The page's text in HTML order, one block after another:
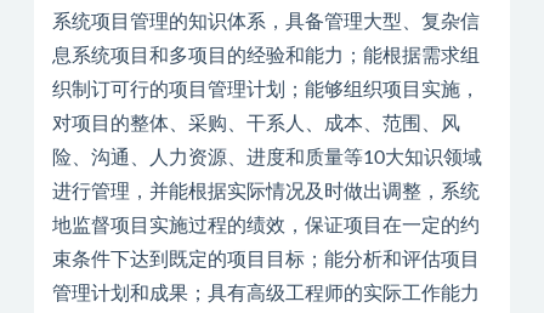
系统项目管理的知识体系，具备管理大型、复杂信
息系统项目和多项目的经验和能力；能根据需求组
织制订可行的项目管理计划；能够组织项目实施，
对项目的整体、采购、干系人、成本、范围、风
险、沟通、人力资源、进度和质量等10大知识领域
进行管理，并能根据实际情况及时做出调整，系统
地监督项目实施过程的绩效，保证项目在一定的约
束条件下达到既定的项目目标；能分析和评估项目
管理计划和成果；具有高级工程师的实际工作能力